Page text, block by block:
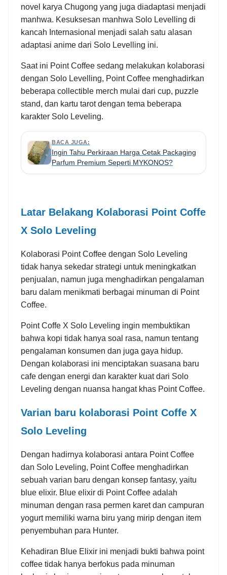
novel karya Chugong yang juga diadaptasi menjadi
manhwa. Kesuksesan manhwa Solo Levelling di
kancah Internasional menjadi salah satu alasan
adaptasi anime dari Solo Levelling ini.
Saat ini Point Coffee sedang melakukan kolaborasi
dengan Solo Levelling, Point Coffee menghadirkan
beberapa collectible merch mulai dari cup, puzzle
stand, dan kartu tarot dengan tema beberapa
karakter Solo Leveling.
BACA JUGA:
Ingin Tahu Perkiraan Harga Cetak Packaging
Parfum Premium Seperti MYKONOS?
Latar Belakang Kolaborasi Point Coffe
X Solo Leveling
Kolaborasi Point Coffee dengan Solo Leveling
tidak hanya sekedar strategi untuk meningkatkan
penjualan, namun juga menghadirkan pengalaman
baru dalam menikmati berbagai minuman di Point
Coffee.
Point Coffe X Solo Leveling ingin membuktikan
bahwa kopi tidak hanya soal rasa, namun tentang
pengalaman konsumen dan juga gaya hidup.
Dengan kolaborasi ini menciptakan suasana baru
cafe dengan energi dan karakter kuat dari Solo
Leveling dengan nuansa hangat khas Point Coffee.
Varian baru kolaborasi Point Coffe X
Solo Leveling
Dengan hadirnya kolaborasi antara Point Coffee
dan Solo Leveling, Point Coffee menghadirkan
sebuah varian baru dengan konsep fantasy, yaitu
blue elixir. Blue elixir di Point Coffee adalah
minuman dengan rasa permen karet dan campuran
yogurt memiliki warna biru yang mirip dengan item
penyembuhan para Hunter.
Kehadiran Blue Elixir ini menjadi bukti bahwa point
coffee tidak hanya berfokus pada minuman